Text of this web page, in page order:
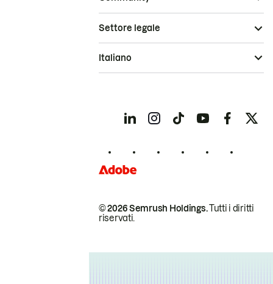
© 2026 Semrush Holdings.Tutti i diritti
riservati.
Settore legale
Italiano